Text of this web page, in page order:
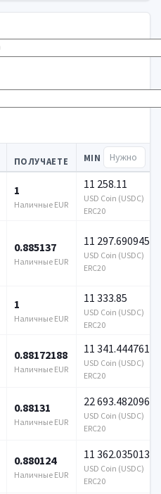
ПОЛУЧАЕТЕ MIN
1
Наличные EUR
11 258.11
USD Coin (USDC)
ERC20
0.885137
Наличные EUR
11 297.690945
USD Coin (USDC)
ERC20
1
Наличные EUR
11 333.85
USD Coin (USDC)
ERC20
0.88172188
Наличные EUR
11 341.444761
USD Coin (USDC)
ERC20
0.88131
Наличные EUR
22 693.482096
USD Coin (USDC)
ERC20
0.880124
Наличные EUR
11 362.035013
USD Coin (USDC)
ERC20